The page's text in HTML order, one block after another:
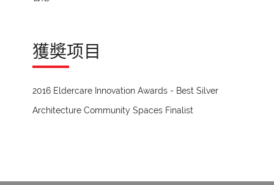
獲奬项目
2016 Eldercare Innovation Awards - Best Silver
Architecture Community Spaces Finalist